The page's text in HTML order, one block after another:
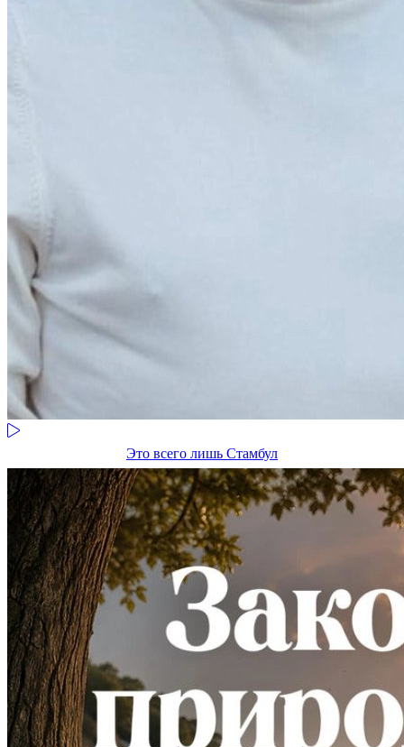
Это всего лишь Стамбул